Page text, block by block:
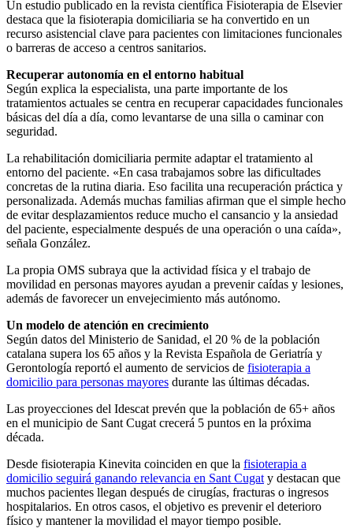
Un estudio publicado en la revista científica Fisioterapia de Elsevier
destaca que la fisioterapia domiciliaria se ha convertido en un
recurso asistencial clave para pacientes con limitaciones funcionales
o barreras de acceso a centros sanitarios.
Recuperar autonomía en el entorno habitual
Según explica la especialista, una parte importante de los
tratamientos actuales se centra en recuperar capacidades funcionales
básicas del día a día, como levantarse de una silla o caminar con
seguridad.
La rehabilitación domiciliaria permite adaptar el tratamiento al
entorno del paciente. «En casa trabajamos sobre las dificultades
concretas de la rutina diaria. Eso facilita una recuperación práctica y
personalizada. Además muchas familias afirman que el simple hecho
de evitar desplazamientos reduce mucho el cansancio y la ansiedad
del paciente, especialmente después de una operación o una caída»,
señala González.
La propia OMS subraya que la actividad física y el trabajo de
movilidad en personas mayores ayudan a prevenir caídas y lesiones,
además de favorecer un envejecimiento más autónomo.
Un modelo de atención en crecimiento
Según datos del Ministerio de Sanidad, el 20 % de la población
catalana supera los 65 años y la Revista Española de Geriatría y
Gerontología reportó el aumento de servicios de fisioterapia a
domicilio para personas mayores durante las últimas décadas.
Las proyecciones del Idescat prevén que la población de 65+ años
en el municipio de Sant Cugat crecerá 5 puntos en la próxima
década.
Desde fisioterapia Kinevita coinciden en que la fisioterapia a
domicilio seguirá ganando relevancia en Sant Cugat y destacan que
muchos pacientes llegan después de cirugías, fracturas o ingresos
hospitalarios. En otros casos, el objetivo es prevenir el deterioro
físico y mantener la movilidad el mayor tiempo posible.